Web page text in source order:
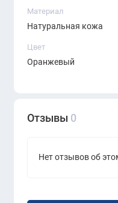
Скидочная цена
заказа.
Материал
Натуральная кожа
Цвет
Оранжевый
Отзывы 0
Нет отзывов об